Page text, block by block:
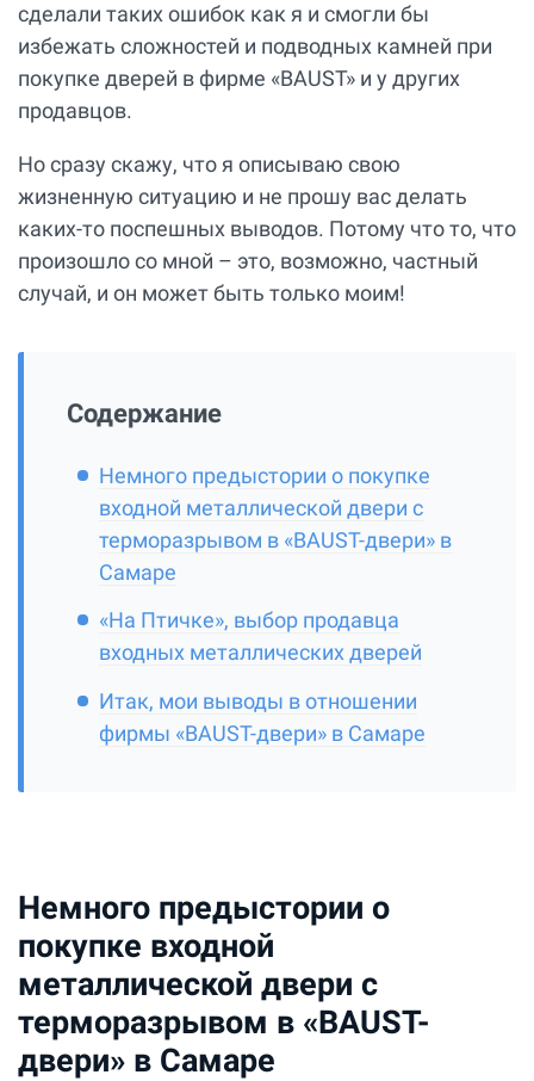
сделали таких ошибок как я и смогли бы
избежать сложностей и подводных камней при
покупке дверей в фирме «BAUST» и у других
продавцов.
Но сразу скажу, что я описываю свою
жизненную ситуацию и не прошу вас делать
каких-то поспешных выводов. Потому что то, что
произошло со мной – это, возможно, частный
случай, и он может быть только моим!
Содержание
Немного предыстории о покупке
входной металлической двери с
терморазрывом в «BAUST-двери» в
Самаре
«На Птичке», выбор продавца
входных металлических дверей
Итак, мои выводы в отношении
фирмы «BAUST-двери» в Самаре
Немного предыстории о
покупке входной
металлической двери с
терморазрывом в «BAUST-
двери» в Самаре